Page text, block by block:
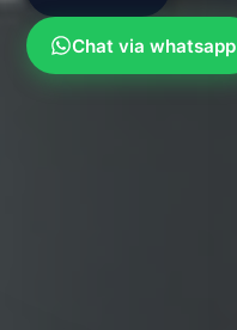
Chat via whatsapp